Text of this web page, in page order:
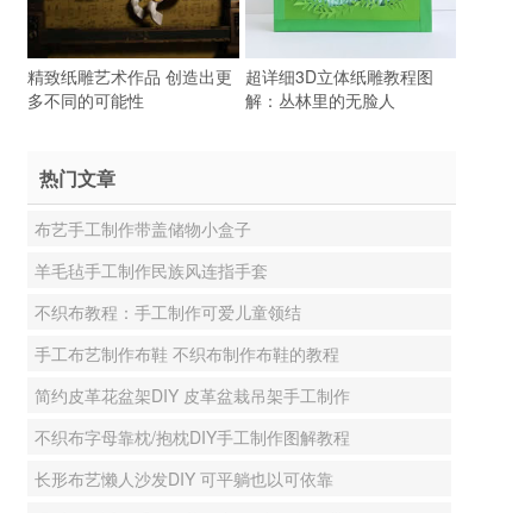
精致纸雕艺术作品 创造出更
多不同的可能性
超详细3D立体纸雕教程图
解：丛林里的无脸人
热门文章
布艺手工制作带盖储物小盒子
羊毛毡手工制作民族风连指手套
不织布教程：手工制作可爱儿童领结
手工布艺制作布鞋 不织布制作布鞋的教程
简约皮革花盆架DIY 皮革盆栽吊架手工制作
不织布字母靠枕/抱枕DIY手工制作图解教程
长形布艺懒人沙发DIY 可平躺也以可依靠